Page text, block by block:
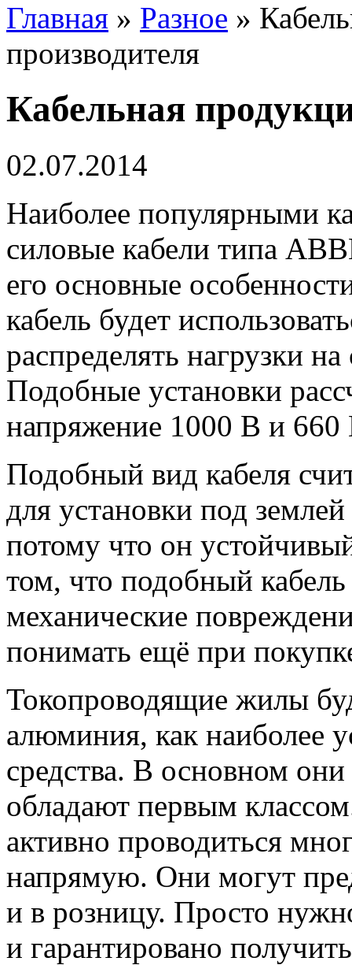
Главная » Разное »
производителя
Кабельная
02.07.2014
Наиболее популярными
силовые кабели типа
его основные
кабель будет
распределять нагрузки
Подобные установки
напряжение 1000 В и 660
Подобный вид кабеля
для установки под
потому что он
том, что подобный
механические
понимать ещё при
Токопроводящие жилы
алюминия, как наиболее
средства. В основном
обладают первым
активно проводиться
напрямую. Они могут
и в розницу. Просто
и гарантировано